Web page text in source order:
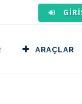
ARAÇLAR